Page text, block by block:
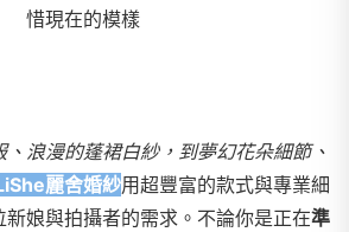
惜現在的模樣
、浪漫的蓬裙白紗，到夢幻花朵細節、
麗舍婚紗用超豐富的款式與專業細
娘與拍攝者的需求。不論你是正在準